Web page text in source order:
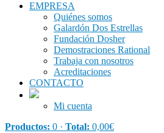
EMPRESA
Quiénes somos
Galardón Dos Estrellas
Fundación Dosher
Demostraciones Rational
Trabaja con nosotros
Acreditaciones
CONTACTO
Mi cuenta
Productos: 0 · Total: 0,00€